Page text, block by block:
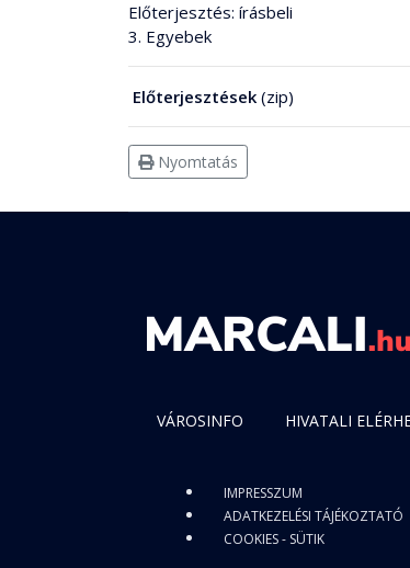
Előterjesztés: írásbeli
3. Egyebek
Előterjesztések (zip)
Nyomtatás
VÁROSINFO HIVATALI
IMPRESSZUM
ADATKEZELÉSI TÁJÉKOZTATÓ
COOKIES - SÜTIK